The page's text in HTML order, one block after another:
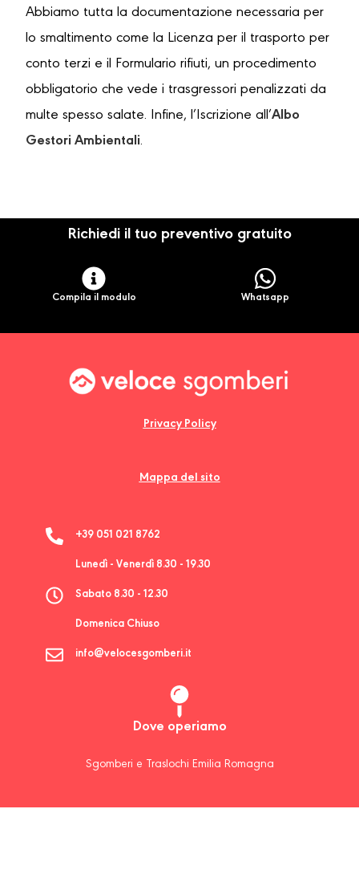
Abbiamo tutta la documentazione necessaria per
lo smaltimento come la Licenza per il trasporto per
conto terzi e il Formulario rifiuti, un procedimento
obbligatorio che vede i trasgressori penalizzati da
multe spesso salate. Infine, l’Iscrizione all’Albo
Gestori Ambientali.
Richiedi il tuo preventivo gratuito
Compila il modulo Whatsapp
Privacy Policy
Mappa del sito
+39 051 021 8762
Lunedì - Venerdì 8.30 - 19.30
Sabato 8.30 - 12.30
Domenica Chiuso
info@velocesgomberi.it
Dove operiamo
Sgomberi e Traslochi Emilia Romagna